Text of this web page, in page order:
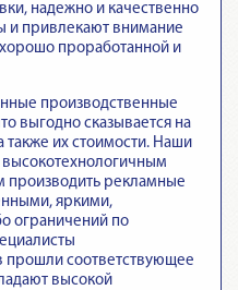
надежно и качественно
и привлекают внимание
хорошо проработанной и
производственные
выгодно сказывается на
также их стоимости. Наши
рекламные
яркими,
ограничений по
прошли соответствующее
высокой